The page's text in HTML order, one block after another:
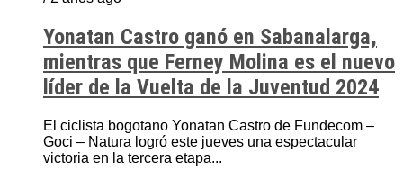
Yonatan Castro ganó en Sabanalarga,
mientras que Ferney Molina es el nuevo
líder de la Vuelta de la Juventud 2024
El ciclista bogotano Yonatan Castro de Fundecom –
Goci – Natura logró este jueves una espectacular
victoria en la tercera etapa...